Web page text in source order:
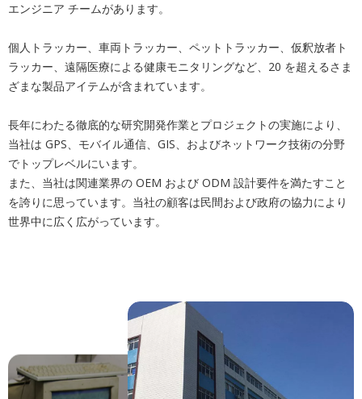
エンジニア チームがあります。
個人トラッカー、車両トラッカー、ペットトラッカー、仮釈放者ト
ラッカー、遠隔医療による健康モニタリングなど、20 を超えるさま
ざまな製品アイテムが含まれています。
長年にわたる徹底的な研究開発作業とプロジェクトの実施により、
当社は GPS、モバイル通信、GIS、およびネットワーク技術の分野
でトップレベルにいます。
また、当社は関連業界の OEM および ODM 設計要件を満たすこと
を誇りに思っています。当社の顧客は民間および政府の協力により
世界中に広く広がっています。